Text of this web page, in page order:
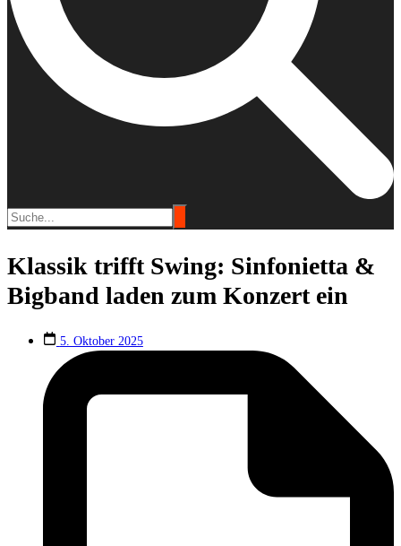
Klassik trifft Swing: Sinfonietta &
Bigband laden zum Konzert ein
5. Oktober 2025